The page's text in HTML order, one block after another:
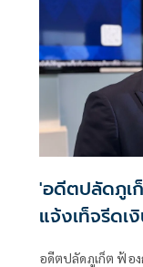
'อดีตปลัดภูเ
แจ้งเท็จรีดเ
ราชการ เร่ง
อดีตปลัดภูเก็ต ฟ้อ